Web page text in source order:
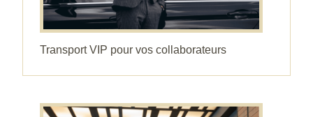
Transport VIP pour vos collaborateurs